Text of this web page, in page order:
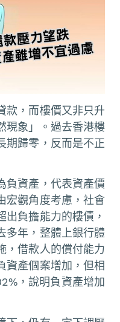
款，而樓價又非只升
現象」。過去香港樓
期歸零，反而是不正
負資產，代表資產價
宏觀角度考慮，社會
出負擔能力的樓債，
多年，整體上銀行體
，借款人的償付能力
資產個案增加，但相
，說明負資產增加